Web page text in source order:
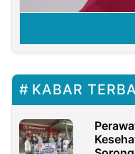
KABAR